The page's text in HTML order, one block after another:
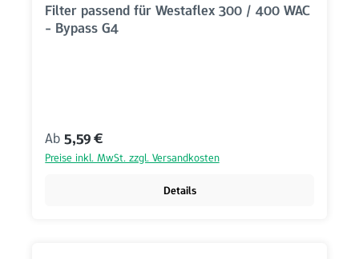
Filter passend für Westaflex 300 / 400 WAC
- Bypass G4
Regulärer Preis:
Ab 5,59 €
Preise inkl. MwSt. zzgl. Versandkosten
Details